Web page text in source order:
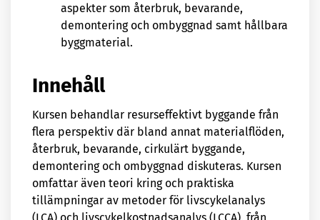
aspekter som återbruk, bevarande,
demontering och ombyggnad samt hållbara
byggmaterial.
Innehåll
Kursen behandlar resurseffektivt byggande från
flera perspektiv där bland annat materialflöden,
återbruk, bevarande, cirkulärt byggande,
demontering och ombyggnad diskuteras. Kursen
omfattar även teori kring och praktiska
tillämpningar av metoder för livscykelanalys